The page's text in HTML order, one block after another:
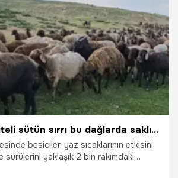
görüntüler sahne alıyor.
Lezzetli ve kaliteli sütün sırrı bu dağlarda saklı! Muş'ta yayla mesaisi başladı
besiciler, yaz sıcaklarının etkisini
sürülerini yaklaşık 2 bin rakımdaki